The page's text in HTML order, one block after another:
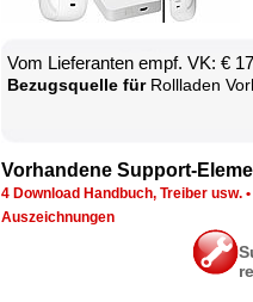
Vom Lie­fe­ran­ten empf. VK: €
Be­zugs­quel­le fürRoll­la­den
Vor­han­de­ne Sup­port-
4 Down­load Hand­buch, Trei­ber usw. •
Aus­zeich­nun­gen